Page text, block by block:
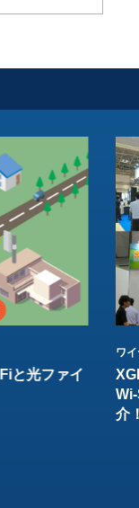
と光ファイ
ワ
介